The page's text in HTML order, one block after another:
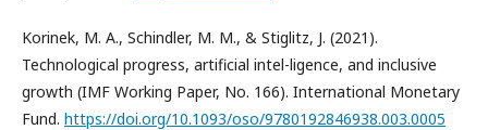
Korinek, M. A., Schindler, M. M., & Stiglitz, J. (2021).
Technological progress, artificial intel-ligence, and inclusive
growth (IMF Working Paper, No. 166). International Monetary
Fund. https://doi.org/10.1093/oso/9780192846938.003.0005